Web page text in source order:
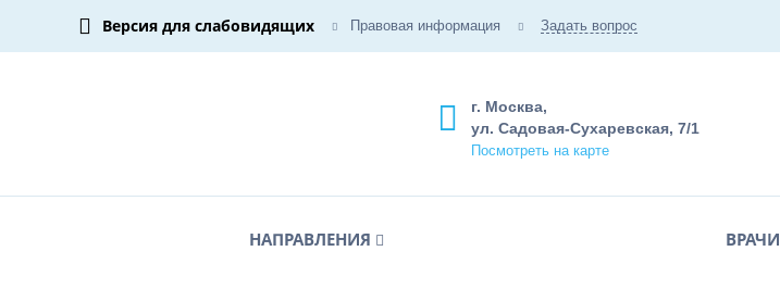
Версия для слабовидящих Правовая информация Задать вопрос
г. Москва,
ул. Садовая-Сухаревская, 7/1
Посмотреть на карте
НАПРАВЛЕНИЯ ВРАЧИ